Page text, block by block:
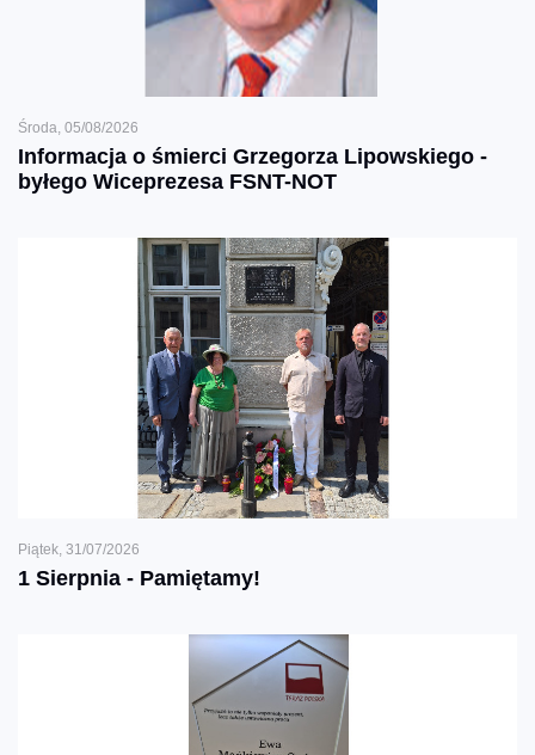
Środa, 05/08/2026
Informacja o śmierci Grzegorza Lipowskiego -
byłego Wiceprezesa FSNT-NOT
Piątek, 31/07/2026
1 Sierpnia - Pamiętamy!